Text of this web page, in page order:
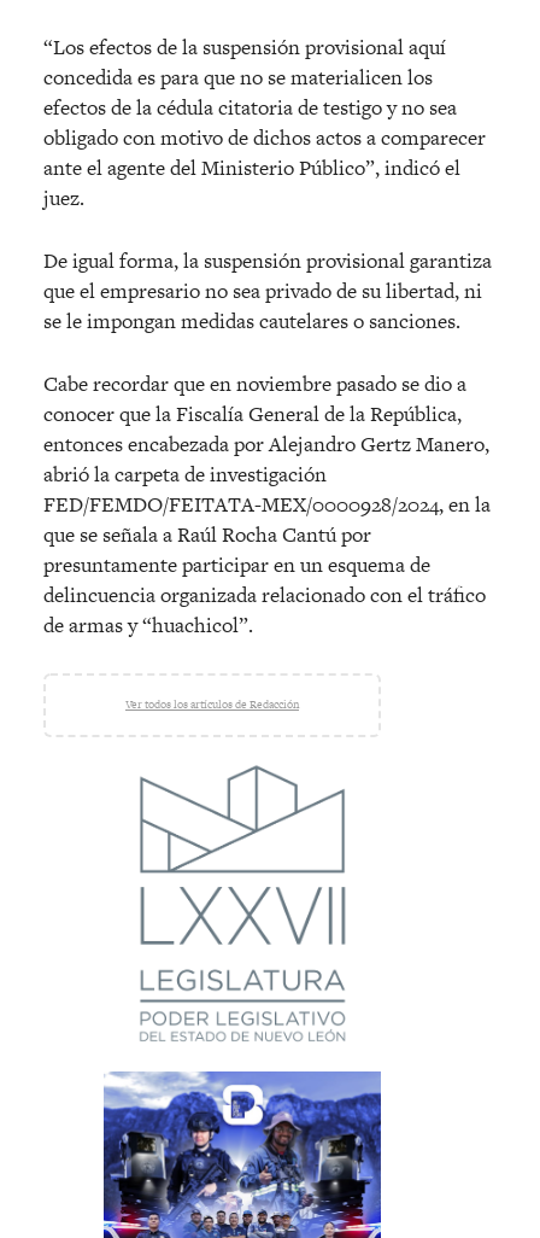
“Los efectos de la suspensión provisional aquí
concedida es para que no se materialicen los
efectos de la cédula citatoria de testigo y no sea
obligado con motivo de dichos actos a comparecer
ante el agente del Ministerio Público”, indicó el
juez.
De igual forma, la suspensión provisional garantiza
que el empresario no sea privado de su libertad, ni
se le impongan medidas cautelares o sanciones.
Cabe recordar que en noviembre pasado se dio a
conocer que la Fiscalía General de la República,
entonces encabezada por Alejandro Gertz Manero,
abrió la carpeta de investigación
FED/FEMDO/FEITATA-MEX/0000928/2024, en la
que se señala a Raúl Rocha Cantú por
presuntamente participar en un esquema de
delincuencia organizada relacionado con el tráfico
de armas y “huachicol”.
Ver todos los artículos de Redacción